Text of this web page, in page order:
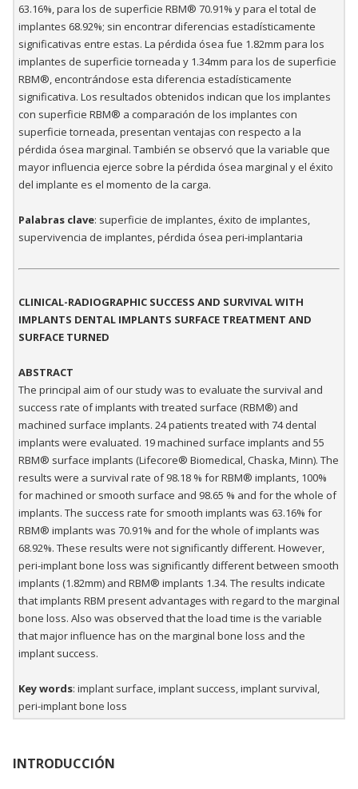
63.16%, para los de superficie RBM® 70.91% y para el total de
implantes 68.92%; sin encontrar diferencias estadísticamente
significativas entre estas. La pérdida ósea fue 1.82mm para los
implantes de superficie torneada y 1.34mm para los de superficie
RBM®, encontrándose esta diferencia estadísticamente
significativa. Los resultados obtenidos indican que los implantes
con superficie RBM® a comparación de los implantes con
superficie torneada, presentan ventajas con respecto a la
pérdida ósea marginal. También se observó que la variable que
mayor influencia ejerce sobre la pérdida ósea marginal y el éxito
del implante es el momento de la carga.
Palabras clave: superficie de implantes, éxito de implantes,
supervivencia de implantes, pérdida ósea peri-implantaria
CLINICAL-RADIOGRAPHIC SUCCESS AND SURVIVAL WITH
IMPLANTS DENTAL IMPLANTS SURFACE TREATMENT AND
SURFACE TURNED
ABSTRACT
The principal aim of our study was to evaluate the survival and
success rate of implants with treated surface (RBM®) and
machined surface implants. 24 patients treated with 74 dental
implants were evaluated. 19 machined surface implants and 55
RBM® surface implants (Lifecore® Biomedical, Chaska, Minn). The
results were a survival rate of 98.18 % for RBM® implants, 100%
for machined or smooth surface and 98.65 % and for the whole of
implants. The success rate for smooth implants was 63.16% for
RBM® implants was 70.91% and for the whole of implants was
68.92%. These results were not significantly different. However,
peri-implant bone loss was significantly different between smooth
implants (1.82mm) and RBM® implants 1.34. The results indicate
that implants RBM present advantages with regard to the marginal
bone loss. Also was observed that the load time is the variable
that major influence has on the marginal bone loss and the
implant success.
Key words: implant surface, implant success, implant survival,
peri-implant bone loss
INTRODUCCIÓN